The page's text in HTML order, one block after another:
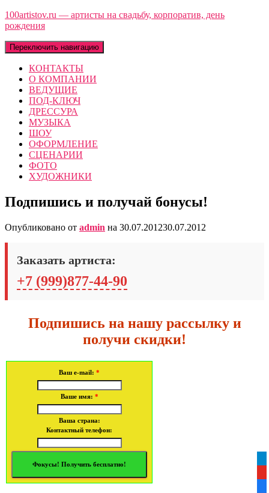
100artistov.ru — артисты на свадьбу, корпоратив, день
рождения
Переключить навигацию
КОНТАКТЫ
О КОМПАНИИ
ВЕДУЩИЕ
ПОД-КЛЮЧ
ДРЕССУРА
МУЗЫКА
ШОУ
ОФОРМЛЕНИЕ
СЦЕНАРИИ
ФОТО
ХУДОЖНИКИ
Подпишись и получай бонусы!
Опубликовано от admin на 30.07.201230.07.2012
Заказать артиста:
+7 (999)877-44-90
Подпишись на нашу рассылку и
получи скидки!
Ваш e-mail: *
Ваше имя: *
Ваша страна:
Контактный телефон: